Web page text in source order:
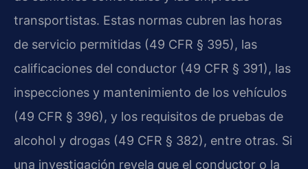
transportistas. Estas normas cubren las horas
de servicio permitidas (49 CFR § 395), las
calificaciones del conductor (49 CFR § 391), las
inspecciones y mantenimiento de los vehículos
(49 CFR § 396), y los requisitos de pruebas de
alcohol y drogas (49 CFR § 382), entre otras. Si
una investigación revela que el conductor o la